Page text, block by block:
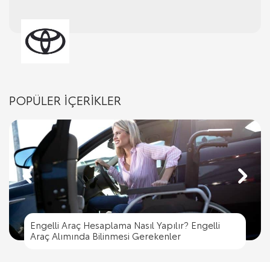
POPÜLER İÇERİKLER
Trafik İşaret Levhaları ve Anlamları
Engelli Araç Hesaplama Nasıl Yapılır? Engelli
Araç Alımında Bilinmesi Gerekenler
Trafik Cezası Nereye Ödenir?
Trafik İşaret Levhaları ve Anlamları
Engelli Araç Hesaplama Nasıl Yapılır? Engelli
Araç Alımında Bilinmesi Gerekenler